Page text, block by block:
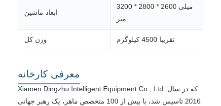
ابعاد ماشین
3200 * 2800 * 2600 میلی
متر
وزن کل تقریبا 4500 کیلوگرم
معرفی کارخانه
Xiamen Dingzhu Intelligent Equipment Co., Ltd. که در سال
2016 تاسیس شد، با بیش از 100 متخصص ماهر، یک رهبر جهانی